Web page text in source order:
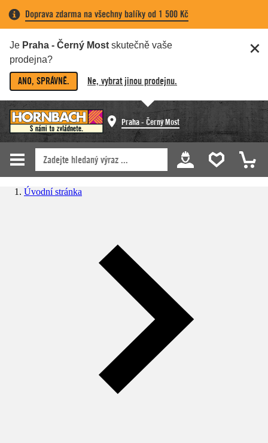
Doprava zdarma na všechny balíky od 1 500 Kč
Je Praha - Černý Most skutečně vaše
prodejna?
ANO, SPRÁVNĚ. Ne, vybrat jinou prodejnu.
Praha - Černý Most
Úvodní stránka